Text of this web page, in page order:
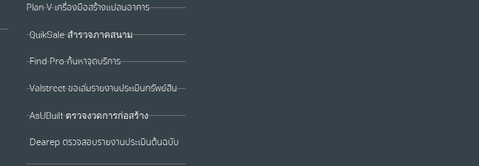
Plan V เครื่องมือสร้างแปลนอาคาร
QuikSale สำรวจภาคสนาม
Find Pro ค้นหาจุดบริการ
Valstreet ขอเล่มรายงานประเมินทรัพย์สิน
AsUBuilt ตรวจงวดการก่อสร้าง
Dearep ตรวจสอบรายงานประเมินต้นฉบับ